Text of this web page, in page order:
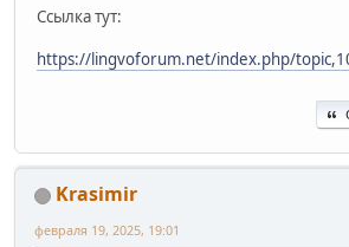
Ссылка тут:
https://lingvoforum.net/index.php/
Krasimir
февраля 19, 2025, 19:01